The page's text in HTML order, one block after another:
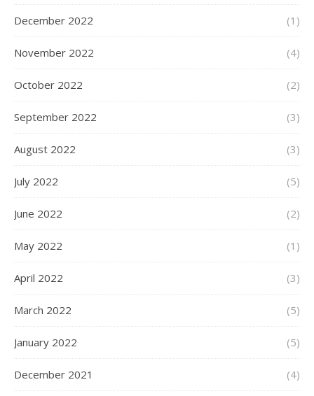
December 2022 (1)
November 2022 (4)
October 2022 (2)
September 2022 (3)
August 2022 (3)
July 2022 (5)
June 2022 (2)
May 2022 (1)
April 2022 (3)
March 2022 (5)
January 2022 (5)
December 2021 (4)